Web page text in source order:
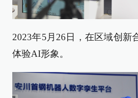
2023年5月26日，在区域创新
体验AI形象。